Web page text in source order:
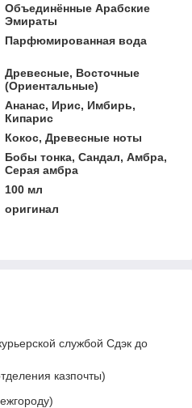
Объединённые Арабские
Эмираты
Парфюмированная вода
Древесные, Восточные
(Ориентальные)
Ананас, Ирис, Имбирь,
Кипарис
Кокос, Древесные ноты
Бобы тонка, Сандал, Амбра,
Серая амбра
100 мл
оригинал
службой Сдэк до
казпочты)